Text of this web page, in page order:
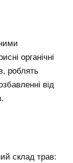
органічні
роблять
від
склад трав: